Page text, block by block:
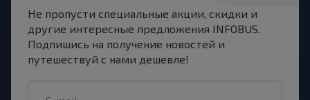
Не пропусти специальные акции, скидки и
другие интересные предложения INFOBUS.
Подпишись на получение новостей и
путешествуй с нами дешевле!